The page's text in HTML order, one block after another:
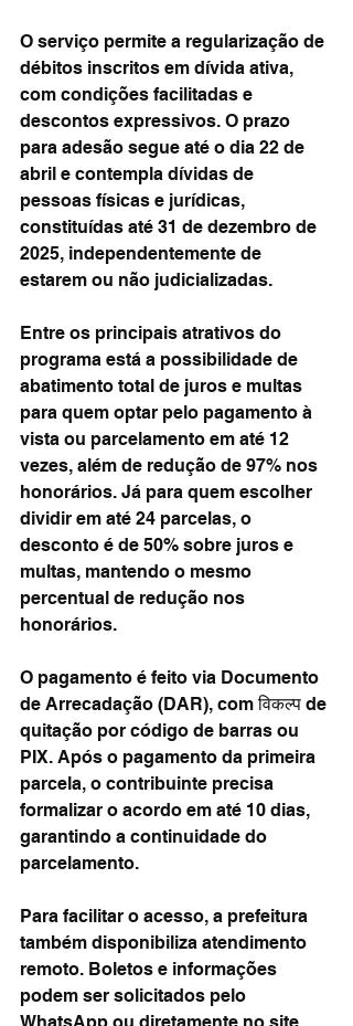
O serviço permite a regularização de
débitos inscritos em dívida ativa,
com condições facilitadas e
descontos expressivos. O prazo
para adesão segue até o dia 22 de
abril e contempla dívidas de
pessoas físicas e jurídicas,
constituídas até 31 de dezembro de
2025, independentemente de
estarem ou não judicializadas.
Entre os principais atrativos do
programa está a possibilidade de
abatimento total de juros e multas
para quem optar pelo pagamento à
vista ou parcelamento em até 12
vezes, além de redução de 97% nos
honorários. Já para quem escolher
dividir em até 24 parcelas, o
desconto é de 50% sobre juros e
multas, mantendo o mesmo
percentual de redução nos
honorários.
O pagamento é feito via Documento
de Arrecadação (DAR), com विकल्प de
quitação por código de barras ou
PIX. Após o pagamento da primeira
parcela, o contribuinte precisa
formalizar o acordo em até 10 dias,
garantindo a continuidade do
parcelamento.
Para facilitar o acesso, a prefeitura
também disponibiliza atendimento
remoto. Boletos e informações
podem ser solicitados pelo